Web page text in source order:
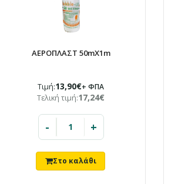
ΑΕΡΟΠΛΑΣΤ 50mX1m
Τιμή:13,90€+ ΦΠΑ
Τελική τιμή:17,24€
- +